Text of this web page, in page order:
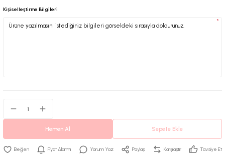
Kişiselleştirme Bilgileri
*
Hemen Al Sepete Ekle
Fiyat Alarmı Yorum Yaz Paylaş Karşılaştır Tavsiye Et